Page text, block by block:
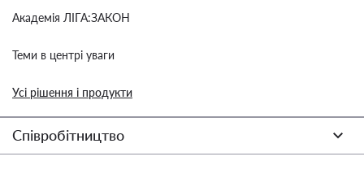
Академія ЛІГА:ЗАКОН
Теми в центрі уваги
Усі рішення і продукти
Співробітництво